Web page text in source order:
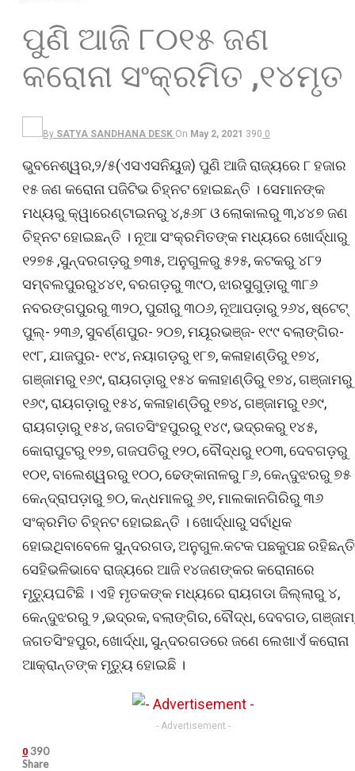
ପୁଣି ଆଜି ୮୦୧୫ ଜଣ
କରୋନା ସଂକ୍ରମିତ ,୧୪ମୃତ
By SATYA SANDHANA DESK On May 2, 2021 390 0
ଭୁବନେଶ୍ୱର,୨/୫(ଏସଏସନିୟୁଜ) ପୁଣି ଆଜି ରାଜ୍ୟରେ ୮ ହଜାର
୧୫ ଜଣ କରୋନା ପଜିଟିଭ ଚିହ୍ନଟ ହୋଇଛନ୍ତି । ସେମାନଙ୍କ
ମଧ୍ୟରୁ କ୍ୱାରେଣ୍ଟାଇନରୁ ୪,୫୬୮ ଓ ଲୋକାଲରୁ ୩,୪୪୭ ଜଣ
ଚିହ୍ନଟ ହୋଇଛନ୍ତି । ନୂଆ ସଂକ୍ରମିତଙ୍କ ମଧ୍ୟରେ ଖୋର୍ଦ୍ଧାରୁ
୧୨୭୫ ,ସୁନ୍ଦରଗଡ଼ରୁ ୭୩୫, ଅନୁଗୁଳରୁ ୫୨୫, କଟକରୁ ୪୮୨
ସମ୍ବଲପୁରରୁ୪୪୧, ବରଗଡ଼ରୁ ୩୯୦, ଝାରସୁଗୁଡ଼ାରୁ ୩୮୬
ନବରଙ୍ଗପୁରରୁ ୩୨୦, ପୁରୀରୁ ୩୦୬, ନୂଆପଡ଼ାରୁ ୨୬୪, ଷ୍ଟେଟ୍
ପୁଲ୍- ୨୩୬, ସୁବର୍ଣ୍ଣପୁର- ୨୦୭, ମୟୂରଭଞ୍ଜ- ୧୯୯ ବଲାଙ୍ଗିର-
୧୯୮, ଯାଜପୁର- ୧୯୪, ନୟାଗଡ଼ରୁ ୧୮୭, କଳାହାଣ୍ଡିରୁ ୧୭୪,
ଗଞ୍ଜାମରୁ ୧୬୯, ରାୟଗଡ଼ାରୁ ୧୫୪ କଳାହାଣ୍ଡିରୁ ୧୭୪, ଗଞ୍ଜାମରୁ
୧୬୯, ରାୟଗଡ଼ାରୁ ୧୫୪, କଳାହାଣ୍ଡିରୁ ୧୭୪, ଗଞ୍ଜାମରୁ ୧୬୯,
ରାୟଗଡ଼ାରୁ ୧୫୪, ଜଗତସିଂହପୁରରୁ ୧୪୯, ଭଦ୍ରକରୁ ୧୪୫,
କୋରାପୁଟରୁ ୧୨୭, ଗଜପତିରୁ ୧୨୦, ବୌଦ୍ଧରୁ ୧୦୩, ଦେବଗଡ଼ରୁ
୧୦୧, ବାଲେଶ୍ୱରରୁ ୧୦୦, ଢେଙ୍କାନାଳରୁ ୮୬, କେନ୍ଦୁଝରରୁ ୭୫
କେନ୍ଦ୍ରାପଡ଼ାରୁ ୭୦, କନ୍ଧମାଳରୁ ୬୧, ମାଲକାନଗିରିରୁ ୩୬
ସଂକ୍ରମିତ ଚିହ୍ନଟ ହୋଇଛନ୍ତି । ଖୋର୍ଦ୍ଧାରୁ ସର୍ବାଧିକ
ହୋଇଥିବାବେଳେ ସୁନ୍ଦରଗଡ, ଅନୁଗୁଳ.କଟକ ପଛକୁପଛ ରହିଛନ୍ତି
ସେହିଭଳିଭାବେ ରାଜ୍ୟରେ ଆଜି ୧୪ଜଣଙ୍କର କରୋନାରେ
ମୃତ୍ୟୁଘଟିଛି । ଏହି ମୃତକଙ୍କ ମଧ୍ୟରେ ରାୟଗଡା ଜିଲ୍ଲାରୁ ୪,
କେନ୍ଦୁଝରରୁ ୨ ,ଭଦ୍ରକ, ବଲାଙ୍ଗିର, ବୌଦ୍ଧ, ଦେବଗଡ,
ଜଗତସିଂହପୁର, ଖୋର୍ଦ୍ଧା, ସୁନ୍ଦରଗଡରେ ଜଣେ ଲେଖାଏଁ କରୋନା
ଆକ୍ରାନ୍ତଙ୍କ ମୃତ୍ୟୁ ହୋଇଛି ।
- Advertisement -
0 390
Share